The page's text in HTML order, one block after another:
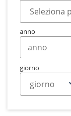
anno
giorno